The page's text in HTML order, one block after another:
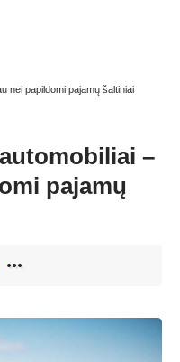
nei papildomi pajamų šaltiniai
–
pajamų